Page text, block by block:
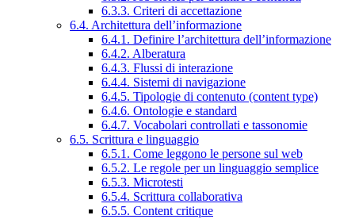
6.3.3. Criteri di accettazione
6.4. Architettura dell’informazione
6.4.1. Definire l’architettura dell’informazione
6.4.2. Alberatura
6.4.3. Flussi di interazione
6.4.4. Sistemi di navigazione
6.4.5. Tipologie di contenuto (content type)
6.4.6. Ontologie e standard
6.4.7. Vocabolari controllati e tassonomie
6.5. Scrittura e linguaggio
6.5.1. Come leggono le persone sul web
6.5.2. Le regole per un linguaggio semplice
6.5.3. Microtesti
6.5.4. Scrittura collaborativa
6.5.5. Content critique